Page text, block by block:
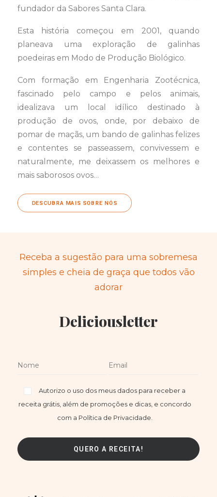
fundador da Sabores Santa Clara.
Esta história começou em 2001, quando
planeava uma exploração de galinhas
poedeiras em Modo de Produção Biológico.
Com formação em Engenharia Zootécnica,
fascinado pelo campo e pelos animais,
idealizava um local idílico destinado à
produção de ovos, onde, por debaixo de
pomar de maçãs, um bando de galinhas felizes
e contentes se passeassem, convivessem e
naturalmente, me deixassem os melhores e
mais saborosos ovos…
DESCUBRA MAIS SOBRE NÓS
Receba a sugestão para uma sobremesa
simples e cheia de graça que todos vão
adorar
Deliciousletter
Autorizo o uso dos meus dados para receber a
receita grátis, além de promoções e dicas, e concordo
com a Política de Privacidade.